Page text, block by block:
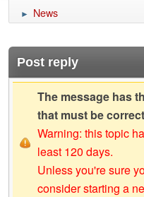
► News
Post reply
The message has
that must be
Warning: this topic
least 120 days.
Unless you're sure
consider starting a